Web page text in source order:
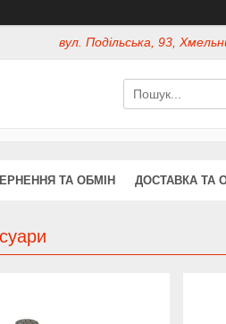
вул. Подільська, 93,
ТА ОБМІН ДОСТАВКА ТА